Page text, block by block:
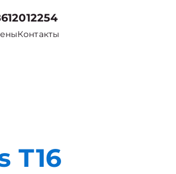
Контакты
T16